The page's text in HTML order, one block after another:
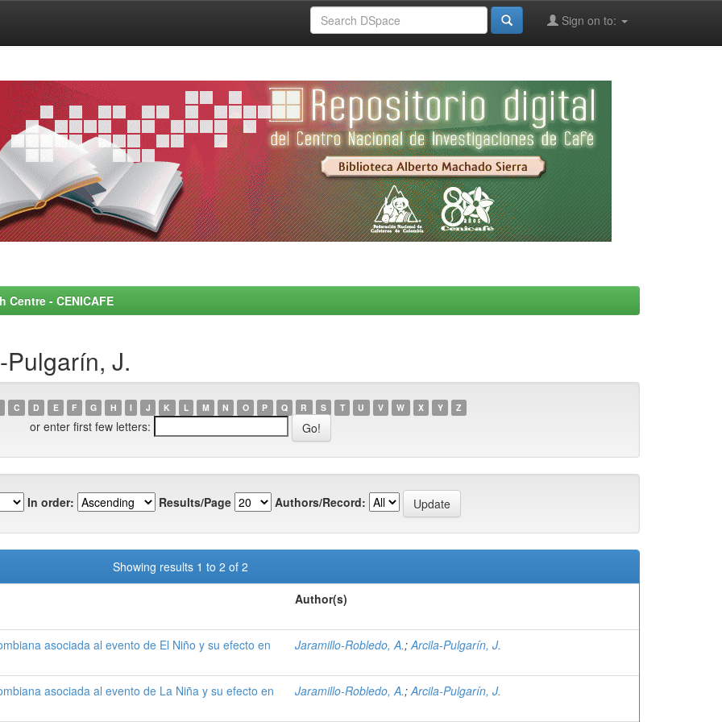
Sign on to:
- CENICAFE
J.
C D E F G H I J K L M N O P Q R S T U V W X Y Z
or enter first few letters:
In order: Results/Page Authors/Record:
Showing results 1 to 2 of 2
Author(s)
asociada al evento de El Niño y su efecto en
Jaramillo-Robledo, A.;Arcila-Pulgarín, J.
asociada al evento de La Niña y su efecto en
Jaramillo-Robledo, A.;Arcila-Pulgarín, J.